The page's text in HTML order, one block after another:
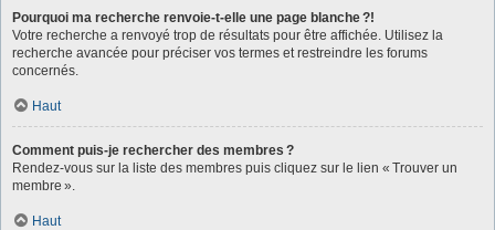
Pourquoi ma recherche renvoie-t-elle une page blanche ?!
Votre recherche a renvoyé trop de résultats pour être affichée. Utilisez la
recherche avancée pour préciser vos termes et restreindre les forums
concernés.
Haut
Comment puis-je rechercher des membres ?
Rendez-vous sur la liste des membres puis cliquez sur le lien « Trouver un
membre ».
Haut